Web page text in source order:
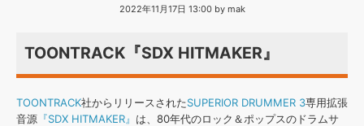
SONICWIREブログ »
FAQ »
お問い合わせ »
楽曲配信流通
無償のサウンド 管理ソフト
ソフトウェア／ツール DAW 効果音
2022年11月17日 13:00 by mak
TOONTRACK『SDX HITMAKER』
TOONTRACK社からリリースされたSUPERIOR DRUMMER 3専用拡張
音源 『SDX HITMAKER』 は、80年代のロック＆ポップスのドラムサ